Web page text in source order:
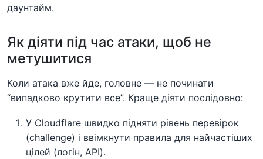
даунтайм.
Як діяти під час атаки, щоб не
метушитися
Коли атака вже йде, головне — не починати
“випадково крутити все”. Краще діяти послідовно:
У Cloudflare швидко підняти рівень перевірок
(challenge) і ввімкнути правила для найчастіших
цілей (логін, API).